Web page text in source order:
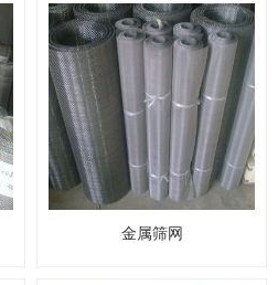
金属筛网